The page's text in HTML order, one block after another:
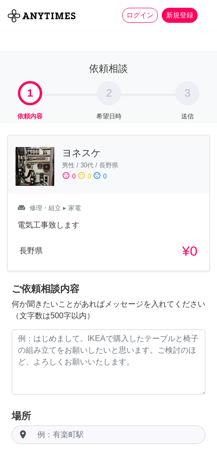
ログイン 新規登録
全て 家事 more_horiz
依頼相談
1
依頼内容
2
希望日時
3
送信
ヨネスケ
男性 / 30代 / 長野県
sentiment_satisfied 0 sentiment_neutral 0 sentiment_dissatisfied 0
weekend 修理・組立 ▸ 家電
電気工事致します
長野県 ¥0
ご依頼相談内容
何か聞きたいことがあればメッセージを入れてください
（文字数は500字以内）
場所
room